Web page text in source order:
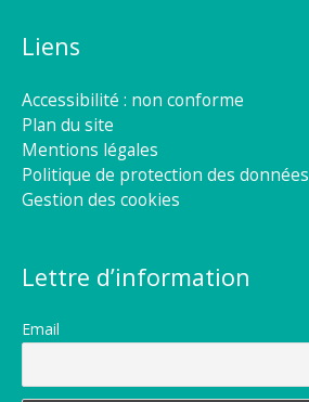
Liens
Accessibilité : non conforme
Plan du site
Mentions légales
Politique de protection des données
Gestion des cookies
Lettre d’information
Email